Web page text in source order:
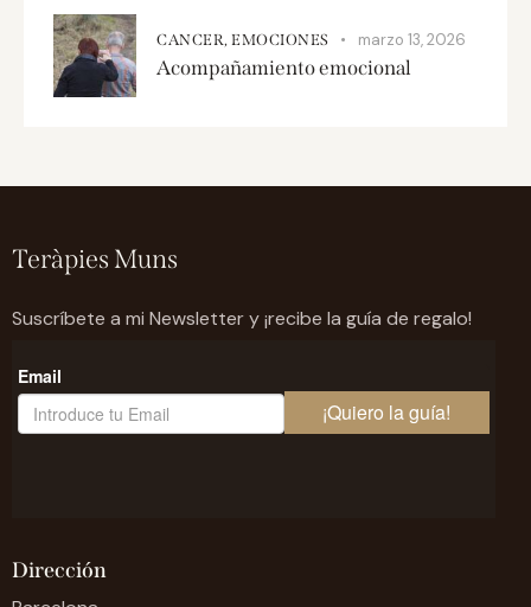
CANCER, EMOCIONES marzo 13, 2026
Acompañamiento emocional
Teràpies Muns
Suscríbete a mi Newsletter y ¡recibe la guía de regalo!
Dirección